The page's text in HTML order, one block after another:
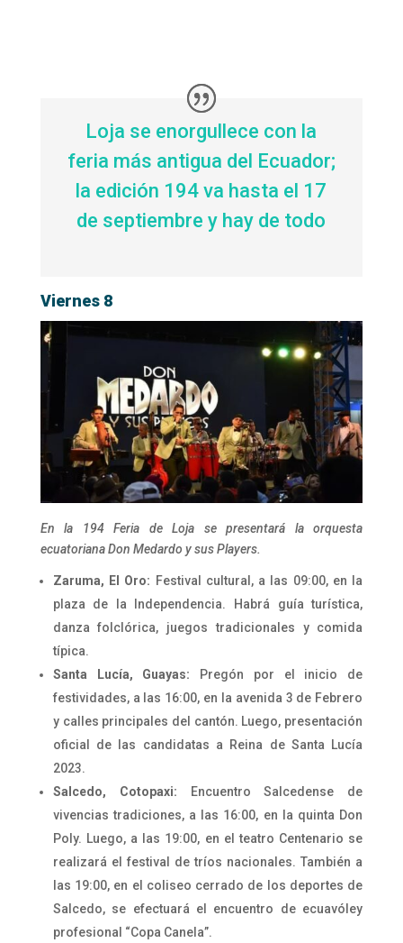
Loja se enorgullece con la
feria más antigua del Ecuador;
la edición 194 va hasta el 17
de septiembre y hay de todo
Viernes 8
En la 194 Feria de Loja se presentará la orquesta
ecuatoriana Don Medardo y sus Players.
Zaruma, El Oro: Festival cultural, a las 09:00, en la
plaza de la Independencia. Habrá guía turística,
danza folclórica, juegos tradicionales y comida
típica.
Santa Lucía, Guayas:
Pregón por el inicio de
festividades, a las 16:00, en la avenida 3 de Febrero
y calles principales del cantón. Luego, presentación
oficial de las candidatas a Reina de Santa Lucía
2023.
Salcedo, Cotopaxi:
Encuentro Salcedense de
vivencias tradiciones, a las 16:00, en la quinta Don
Poly. Luego, a las 19:00, en el teatro Centenario se
realizará el festival de tríos nacionales. También a
las 19:00, en el coliseo cerrado de los deportes de
Salcedo, se efectuará el encuentro de ecuavóley
profesional “Copa Canela”.